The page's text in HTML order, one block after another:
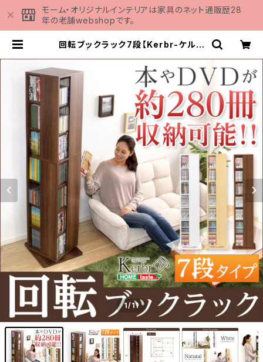
モーム・オリジナルインテリアは家具のネット通販歴28
年の老舗webshopです。
回転ブックラック7段【Kerbr-ケルブ
1/11